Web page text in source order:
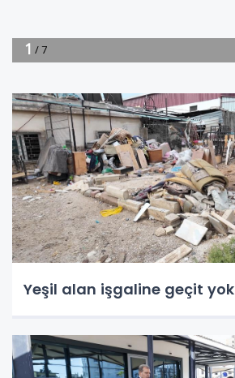
Yeşil alan işgaline geçit yok